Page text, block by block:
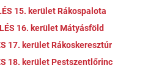
15. kerület Rákospalota
16. kerület Mátyásföld
17. kerület Rákoskeresztúr
18. kerület Pestszentlőrinc